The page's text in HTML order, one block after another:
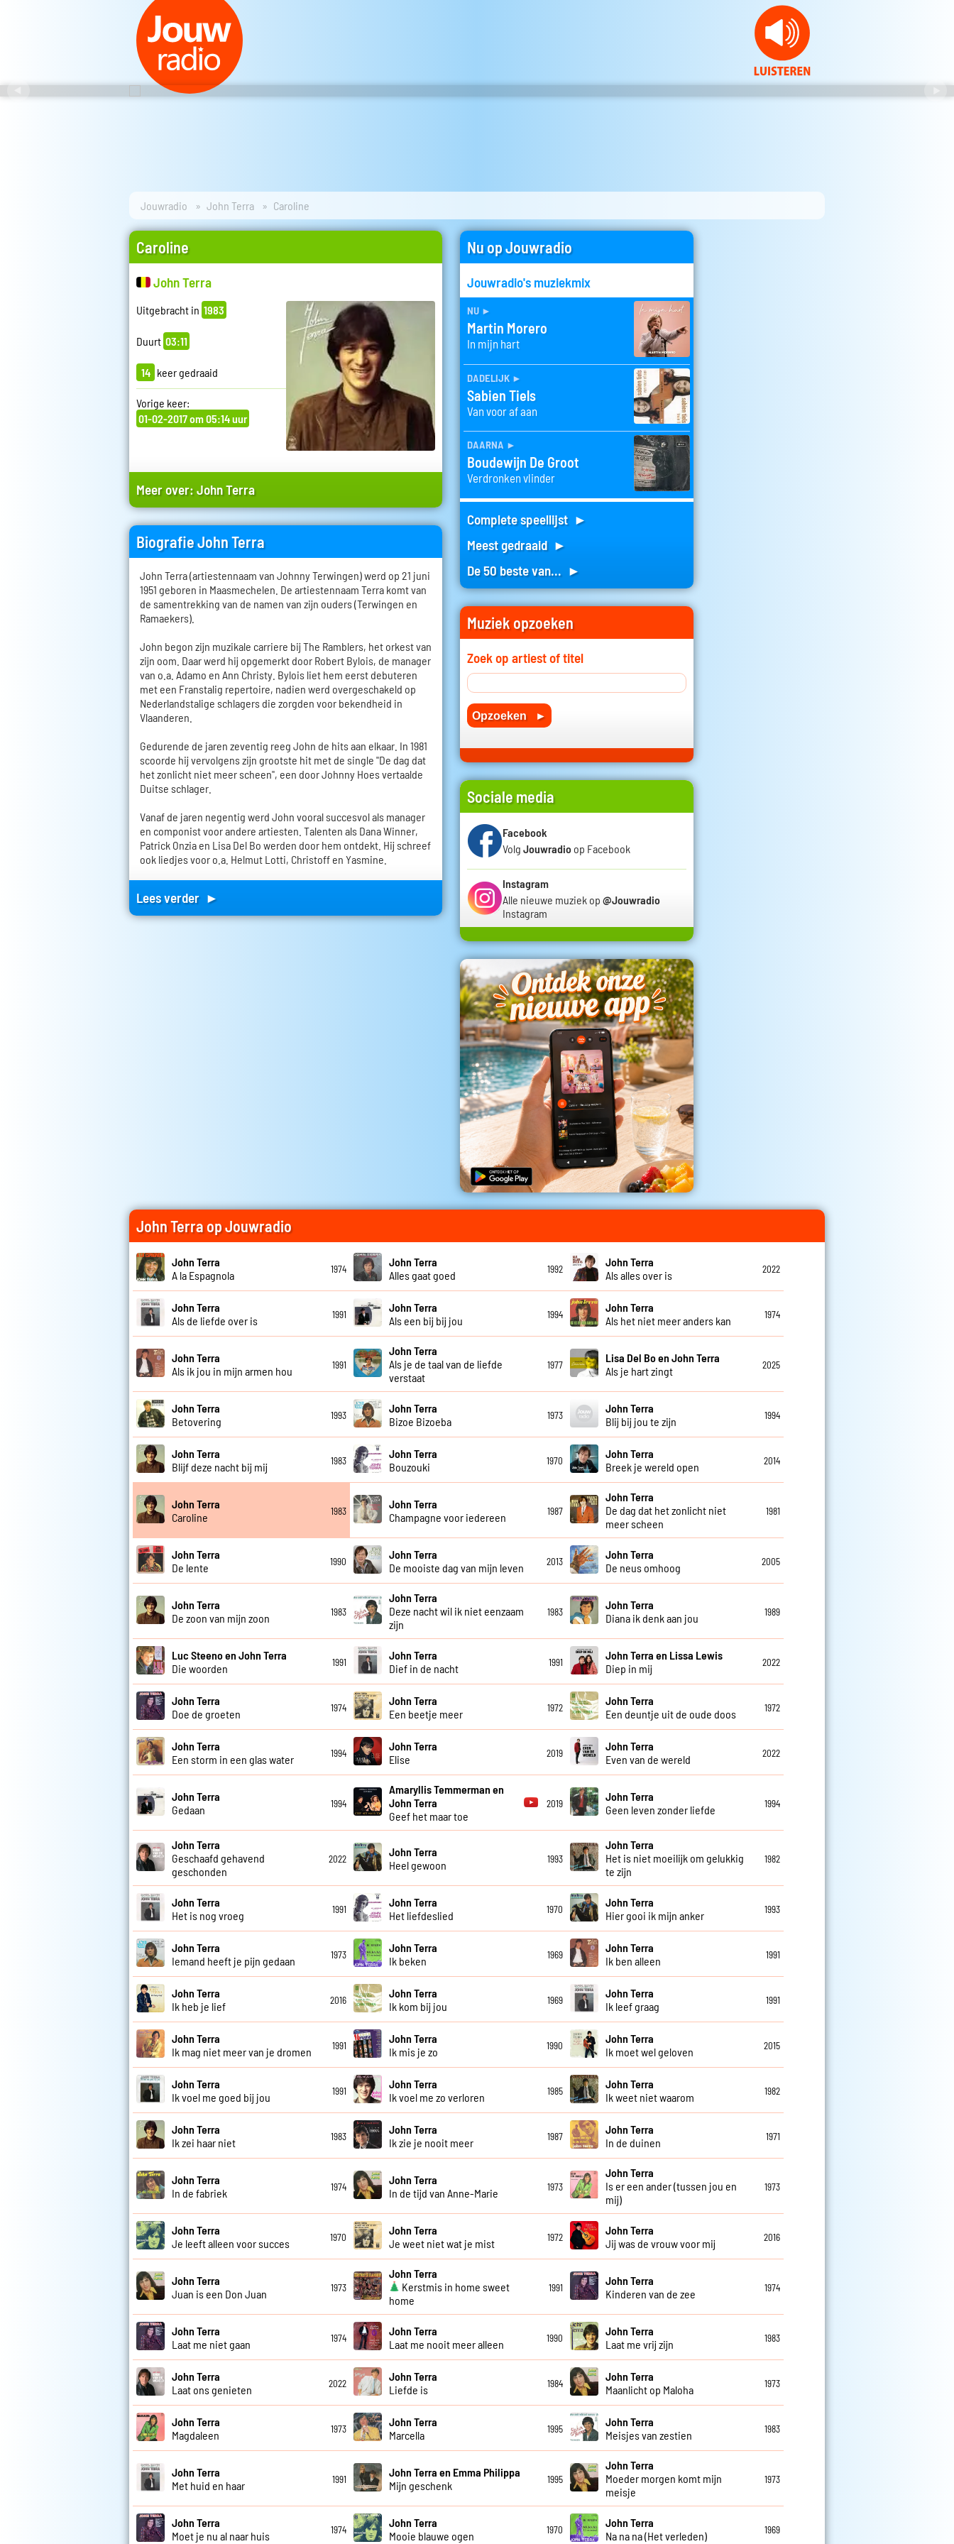
Jouwradio John Terra Caroline
Caroline
John Terra
Uitgebracht in 1983
Duurt 03:11
14 keer gedraaid
Vorige keer:
01-02-2017 om 05:14 uur
Meer over:John Terra
Biografie John Terra
John Terra (artiestennaam van Johnny Terwingen) werd op 21 juni
1951 geboren in Maasmechelen. De artiestennaam Terra komt van
de samentrekking van de namen van zijn ouders (Terwingen en
Ramaekers).
John begon zijn muzikale carriere bij The Ramblers, het orkest van
zijn oom. Daar werd hij opgemerkt door Robert Bylois, de manager
van o.a. Adamo en Ann Christy. Bylois liet hem eerst debuteren
met een Franstalig repertoire, nadien werd overgeschakeld op
Nederlandstalige schlagers die zorgden voor bekendheid in
Vlaanderen.
Gedurende de jaren zeventig reeg John de hits aan elkaar. In 1981
scoorde hij vervolgens zijn grootste hit met de single "De dag dat
het zonlicht niet meer scheen", een door Johnny Hoes vertaalde
Duitse schlager.
Vanaf de jaren negentig werd John vooral succesvol als manager
en componist voor andere artiesten. Talenten als Dana Winner,
Patrick Onzia en Lisa Del Bo werden door hem ontdekt. Hij schreef
ook liedjes voor o.a. Helmut Lotti, Christoff en Yasmine.
Lees verder ►
Nu op Jouwradio
Jouwradio's muziekmix
nu ►
Martin Morero
In mijn hart
dadelijk ►
Sabien Tiels
Van voor af aan
daarna ►
Boudewijn De Groot
Verdronken vlinder
Complete speellijst ►
Meest gedraaid ►
De 50 beste van... ►
Muziek opzoeken
Zoek op artiest of titel
Sociale media
Facebook
Volg Jouwradio op Facebook
Instagram
Alle nieuwe muziek op @Jouwradio
Instagram
John Terra op Jouwradio
John Terra
A la Espagnola
1974
John Terra
Alles gaat goed
1992
John Terra
Als alles over is
2022
John Terra
Als de liefde over is
1991
John Terra
Als een bij bij jou
1994
John Terra
Als het niet meer anders kan
1974
John Terra
Als ik jou in mijn armen hou
1991
John Terra
Als je de taal van de liefde
verstaat
1977
Lisa Del Bo en John Terra
Als je hart zingt
2025
John Terra
Betovering
1993
John Terra
Bizoe Bizoeba
1973
John Terra
Blij bij jou te zijn
1994
John Terra
Blijf deze nacht bij mij
1983
John Terra
Bouzouki
1970
John Terra
Breek je wereld open
2014
John Terra
Caroline
1983
John Terra
Champagne voor iedereen
1987
John Terra
De dag dat het zonlicht niet
meer scheen
1981
John Terra
De lente
1990
John Terra
De mooiste dag van mijn leven
2013
John Terra
De neus omhoog
2005
John Terra
De zoon van mijn zoon
1983
John Terra
Deze nacht wil ik niet eenzaam
zijn
1983
John Terra
Diana ik denk aan jou
1989
Luc Steeno en John Terra
Die woorden
1991
John Terra
Dief in de nacht
1991
John Terra en Lissa Lewis
Diep in mij
2022
John Terra
Doe de groeten
1974
John Terra
Een beetje meer
1972
John Terra
Een deuntje uit de oude doos
1972
John Terra
Een storm in een glas water
1994
John Terra
Elise
2019
John Terra
Even van de wereld
2022
John Terra
Gedaan
1994
Amaryllis Temmerman en
John Terra
Geef het maar toe
2019
John Terra
Geen leven zonder liefde
1994
John Terra
Geschaafd gehavend
geschonden
2022
John Terra
Heel gewoon
1993
John Terra
Het is niet moeilijk om gelukkig
te zijn
1982
John Terra
Het is nog vroeg
1991
John Terra
Het liefdeslied
1970
John Terra
Hier gooi ik mijn anker
1993
John Terra
Iemand heeft je pijn gedaan
1973
John Terra
Ik beken
1969
John Terra
Ik ben alleen
1991
John Terra
Ik heb je lief
2016
John Terra
Ik kom bij jou
1969
John Terra
Ik leef graag
1991
John Terra
Ik mag niet meer van je dromen
1991
John Terra
Ik mis je zo
1990
John Terra
Ik moet wel geloven
2015
John Terra
Ik voel me goed bij jou
1991
John Terra
Ik voel me zo verloren
1985
John Terra
Ik weet niet waarom
1982
John Terra
Ik zei haar niet
1983
John Terra
Ik zie je nooit meer
1987
John Terra
In de duinen
1971
John Terra
In de fabriek
1974
John Terra
In de tijd van Anne-Marie
1973
John Terra
Is er een ander (tussen jou en
mij)
1973
John Terra
Je leeft alleen voor succes
1970
John Terra
Je weet niet wat je mist
1972
John Terra
Jij was de vrouw voor mij
2016
John Terra
Juan is een Don Juan
1973
John Terra
Kerstmis in home sweet
home
1991
John Terra
Kinderen van de zee
1974
John Terra
Laat me niet gaan
1974
John Terra
Laat me nooit meer alleen
1990
John Terra
Laat me vrij zijn
1983
John Terra
Laat ons genieten
2022
John Terra
Liefde is
1984
John Terra
Maanlicht op Maloha
1973
John Terra
Magdaleen
1973
John Terra
Marcella
1995
John Terra
Meisjes van zestien
1983
John Terra
Met huid en haar
1991
John Terra en Emma Philippa
Mijn geschenk
1995
John Terra
Moeder morgen komt mijn
meisje
1973
John Terra
Moet je nu al naar huis
1974
John Terra
Mooie blauwe ogen
1970
John Terra
Na na na (Het verleden)
1969